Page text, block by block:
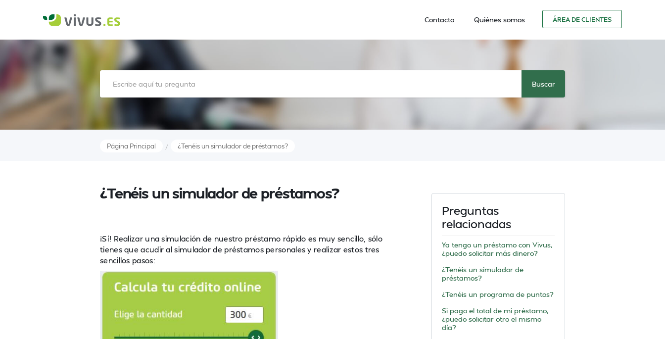
Contacto Quiénes somos ÁREA DE CLIENTES
Página Principal / ¿Tenéis un simulador de préstamos?
¿Tenéis un simulador de préstamos?
¡Sí! Realizar una simulación de nuestro préstamo rápido es muy sencillo, sólo
tienes que acudir al simulador de préstamos personales y realizar estos tres
sencillos pasos:
Preguntas
relacionadas
Ya tengo un préstamo con Vivus,
¿puedo solicitar más dinero?
¿Tenéis un simulador de
préstamos?
¿Tenéis un programa de puntos?
Si pago el total de mi préstamo,
¿puedo solicitar otro el mismo
día?